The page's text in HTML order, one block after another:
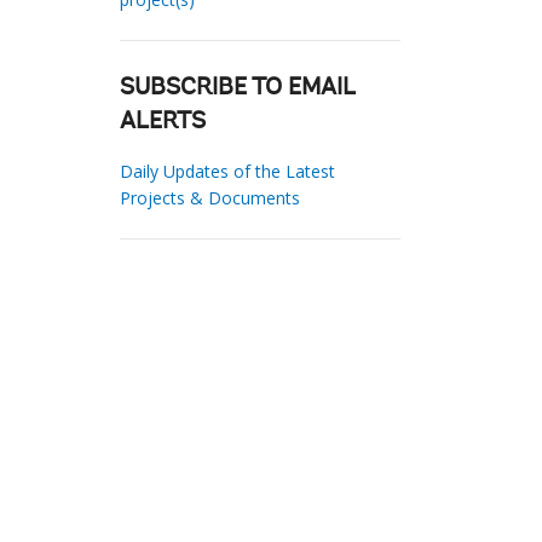
SUBSCRIBE TO EMAIL
ALERTS
Daily Updates of the Latest
Projects & Documents